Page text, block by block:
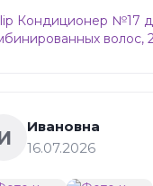
Кондиционер №17
волос,
Ивановна
16.07.2026